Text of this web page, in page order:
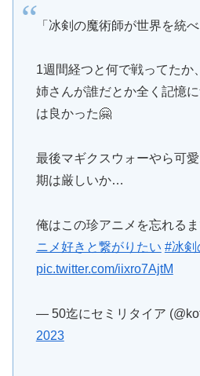
「冰剣の魔術師が世界を統
1週間経つと何で戦ってたか
姉さんが誰だとか全く記憶
は良かった🤗
最後マギクスウォーやら可
期は厳しいか…
俺はこの珍アニメを忘れる
ニメ好きと繋がりたい #冰剣
pic.twitter.com/iixro7AjtM
— 50迄にセミリタイア
2023